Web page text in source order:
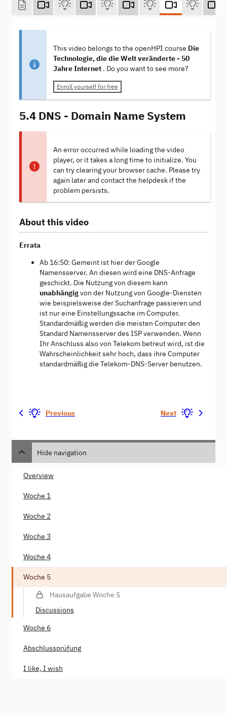
This video belongs to the openHPI course Die
Technologie, die die Welt veränderte - 50
Jahre Internet . Do you want to see more?
Enroll yourself for free
5.4 DNS - Domain Name System
An error occurred while loading the video
player, or it takes a long time to initialize. You
can try clearing your browser cache. Please try
again later and contact the helpdesk if the
problem persists.
About this video
Errata
Ab 16:50: Gemeint ist hier der Google
Namensserver. An diesen wird eine DNS-Anfrage
geschickt. Die Nutzung von diesem kann
unabhängigvon der Nutzung von Google-Diensten
wie beispielsweise der Suchanfrage passieren und
ist nur eine Einstellungssache im Computer.
Standardmäßig werden die meisten Computer den
Standard Namensserver des ISP verwenden. Wenn
Ihr Anschluss also von Telekom betreut wird, ist die
Wahrscheinlichkeit sehr hoch, dass ihre Computer
standardmäßig die Telekom-DNS-Server benutzen.
Previous Next
Hide navigation
Overview
Woche 1
Woche 2
Woche 3
Woche 4
Woche 5
Hausaufgabe Woche 5
Discussions
Woche 6
Abschlussprüfung
I like, I wish